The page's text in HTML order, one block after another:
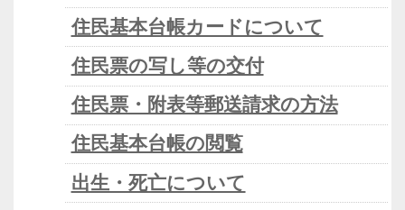
住民基本台帳カードについて
住民票の写し等の交付
住民票・附表等郵送請求の方法
住民基本台帳の閲覧
出生・死亡について